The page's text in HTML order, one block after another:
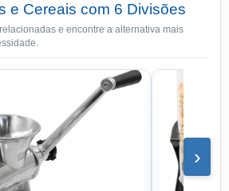
e Cereais com 6 Divisões
e encontre a alternativa mais
›